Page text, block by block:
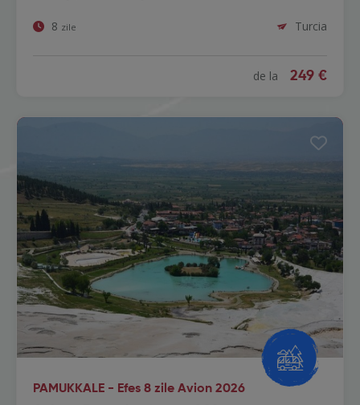
8 zile Turcia
de la 249 €
PAMUKKALE - Efes 8 zile Avion 2026